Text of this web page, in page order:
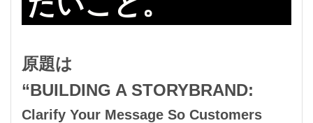
原題は
“BUILDING A STORYBRAND:
Clarify Your Message So Customers